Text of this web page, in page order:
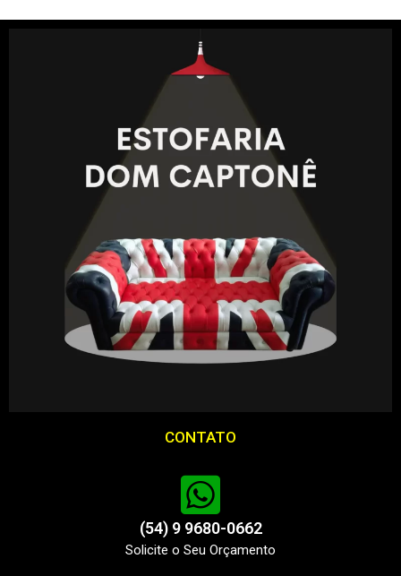
CONTATO
(54) 9 9680-0662
Solicite o Seu Orçamento